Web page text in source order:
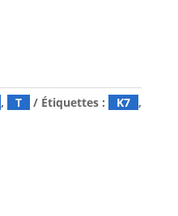
, T Étiquettes : K7 ,